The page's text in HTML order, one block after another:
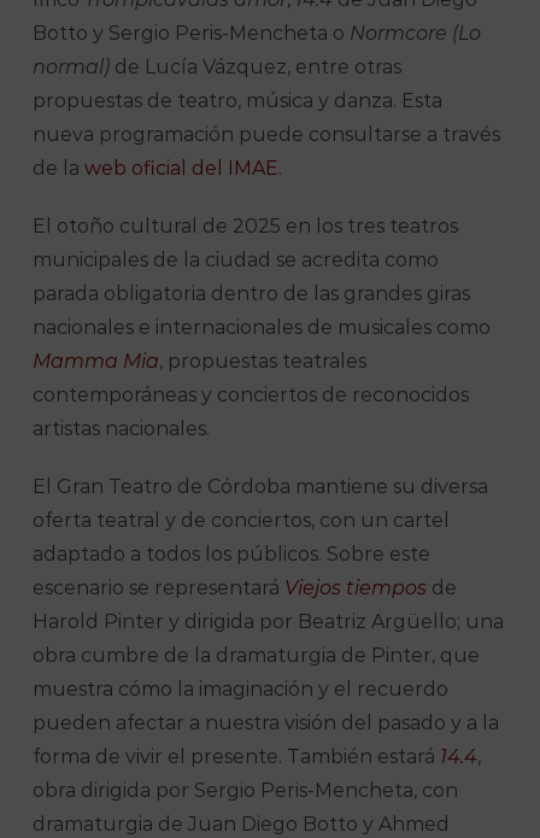
Botto y Sergio Peris-Mencheta o Normcore (Lo
normal) de Lucía Vázquez, entre otras
propuestas de teatro, música y danza. Esta
nueva programación puede consultarse a través
de laweb oficial del IMAE.
El otoño cultural de 2025 en los tres teatros
municipales de la ciudad se acredita como
parada obligatoria dentro de las grandes giras
nacionales e internacionales de musicales como
Mamma Mia, propuestas teatrales
contemporáneas y conciertos de reconocidos
artistas nacionales.
El Gran Teatro de Córdoba mantiene su diversa
oferta teatral y de conciertos, con un cartel
adaptado a todos los públicos. Sobre este
escenario se representará Viejos tiempos de
Harold Pinter y dirigida por Beatriz Argüello; una
obra cumbre de la dramaturgia de Pinter, que
muestra cómo la imaginación y el recuerdo
pueden afectar a nuestra visión del pasado y a la
forma de vivir el presente. También estará 14.4,
obra dirigida por Sergio Peris-Mencheta, con
dramaturgia de Juan Diego Botto y Ahmed